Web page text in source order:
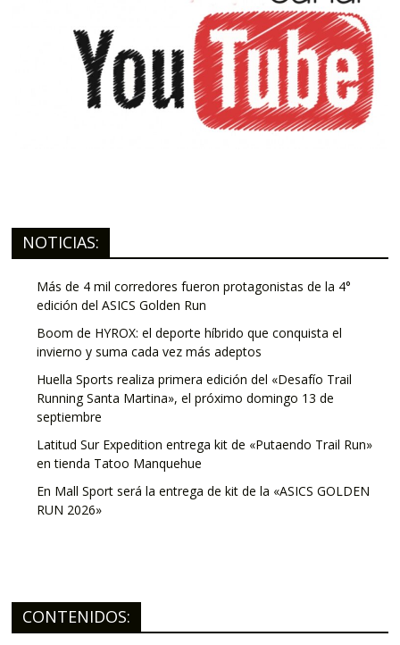
NOTICIAS:
Más de 4 mil corredores fueron protagonistas de la 4°
edición del ASICS Golden Run
Boom de HYROX: el deporte híbrido que conquista el
invierno y suma cada vez más adeptos
Huella Sports realiza primera edición del «Desafío Trail
Running Santa Martina», el próximo domingo 13 de
septiembre
Latitud Sur Expedition entrega kit de «Putaendo Trail Run»
en tienda Tatoo Manquehue
En Mall Sport será la entrega de kit de la «ASICS GOLDEN
RUN 2026»
CONTENIDOS: